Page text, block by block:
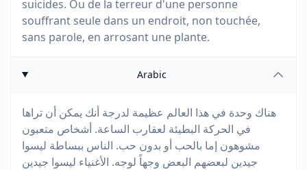
suicides. Ou de la terreur d'une personne
souffrant seule dans un endroit, non touchée,
sans parole, en arrosant une plante.
Arabic
هناك وحدة في هذا العالم عظيمة لدرجة أنك يمكن أن تراها
في الحركة البطيئة لعقارب الساعة. أشخاص متعبون
مشوهون إما بالحب أو بدون حب. الناس ببساطة ليسوا
جيدين لبعضهم البعض وجهاً لوجه. الأغنياء ليسوا جيدين